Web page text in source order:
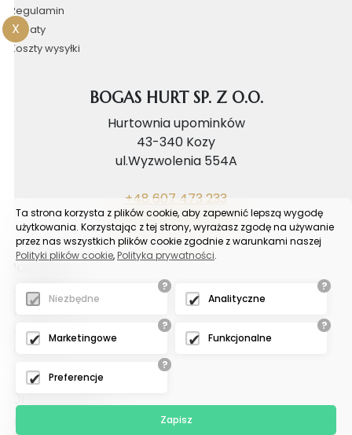
X
Regulamin
Rabaty
Koszty wysyłki
BOGAS HURT SP. Z O.O.
Hurtownia upominków
43-340 Kozy
ul.Wyzwolenia 554A
+48 607 473 233
biuro@bogashurt.pl
Poradnik
Reklamacje
Samouczek
Blog
Ta strona korzysta z plików cookie, aby zapewnić lepszą wygodę
użytkowania. Korzystając z tej strony, wyrażasz zgodę na używanie
przez nas wszystkich plików cookie zgodnie z warunkami naszej
Polityki plików cookie, Polityka prywatności.
?
Niezbędne
?
Analityczne
?
Marketingowe
?
Funkcjonalne
?
Preferencje
Zapisz